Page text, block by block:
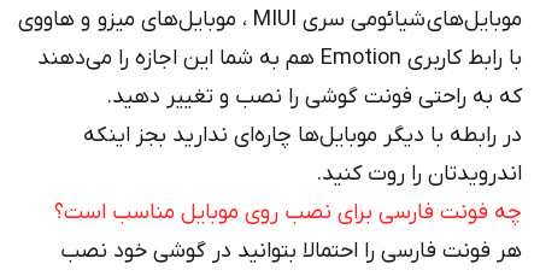
موبایل‌های شیائومی سری MIUI ، موبایل‌های میزو و هاووی
با رابط کاربری Emotion هم به شما این اجازه را می‌دهند
که به راحتی فونت گوشی را نصب و تغییر دهید.
در رابطه با دیگر موبایل‌ها چاره‌ای ندارید بجز اینکه
اندرویدتان را روت کنید.
چه فونت فارسی برای نصب روی موبایل مناسب است؟
هر فونت فارسی را احتمالا بتوانید در گوشی خود نصب